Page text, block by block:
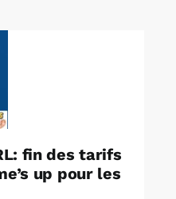
fin des tarifs
up pour les